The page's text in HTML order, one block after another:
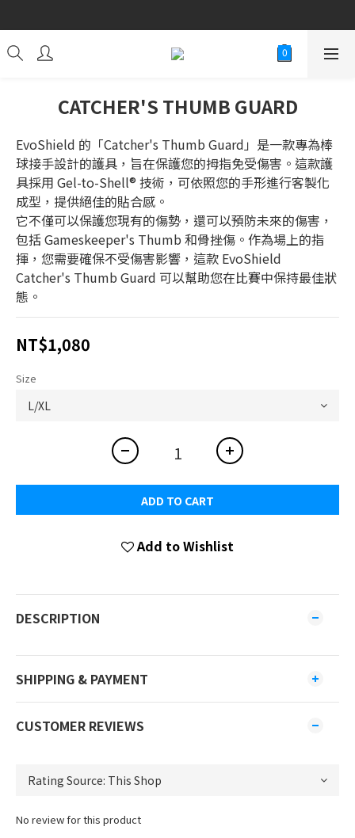
Welcome to Wonderful Sports Premium
CATCHER'S THUMB GUARD
EvoShield 的「Catcher's Thumb Guard」是一款專為棒
球接手設計的護具，旨在保護您的拇指免受傷害。這款護
具採用 Gel-to-Shell® 技術，可依照您的手形進行客製化
成型，提供絕佳的貼合感。
它不僅可以保護您現有的傷勢，還可以預防未來的傷害，
包括 Gameskeeper's Thumb 和骨挫傷。作為場上的指
揮，您需要確保不受傷害影響，這款 EvoShield
Catcher's Thumb Guard 可以幫助您在比賽中保持最佳狀
態。
NT$1,080
Size
ADD TO CART
Add to Wishlist
DESCRIPTION
SHIPPING & PAYMENT
CUSTOMER REVIEWS
No review for this product